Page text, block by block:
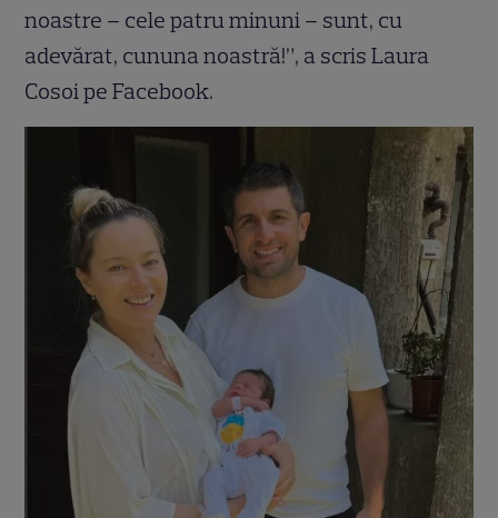
noastre – cele patru minuni – sunt, cu
adevărat, cununa noastră!”, a scris Laura
Cosoi pe Facebook.